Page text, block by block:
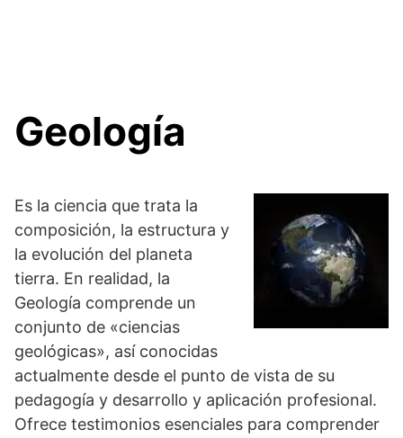
Geología
Es la ciencia que trata la
composición, la estructura y
la evolución del planeta
tierra. En realidad, la
Geología comprende un
conjunto de «ciencias
geológicas», así conocidas
actualmente desde el punto de vista de su
pedagogía y desarrollo y aplicación profesional.
Ofrece testimonios esenciales para comprender